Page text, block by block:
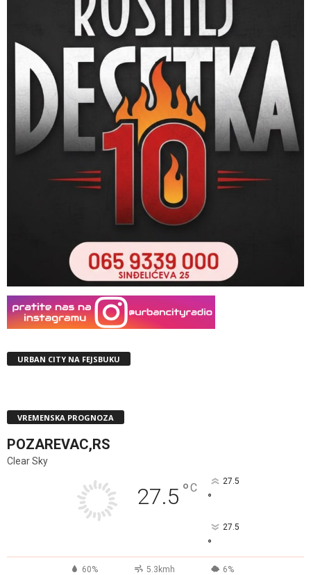
URBAN CITY NA FEJSBUKU
VREMENSKA PROGNOZA
POZAREVAC,RS
Clear Sky
27.5 °C 27.5
°
27.5
°
60% 5.3kmh 6%